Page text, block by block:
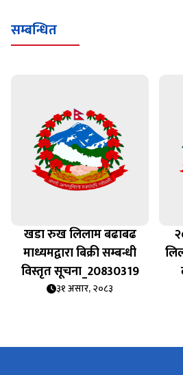
सम्बन्धित
खडा रुख लिलाम बढाबढ
माध्यमद्वारा बिक्री सम्बन्धी
विस्तृत सूचना_20830319
३१ असार, २०८३